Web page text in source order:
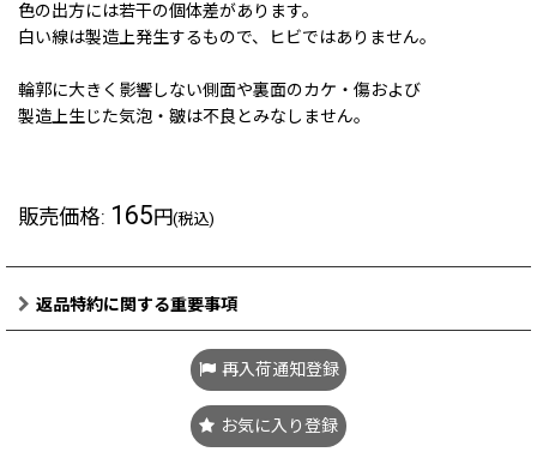
色の出方には若干の個体差があります。
白い線は製造上発生するもので、ヒビではありません。
輪郭に大きく影響しない側面や裏面のカケ・傷および
製造上生じた気泡・皺は不良とみなしません。
販売価格: 165円(税込)
返品特約に関する重要事項
再入荷通知登録
お気に入り登録